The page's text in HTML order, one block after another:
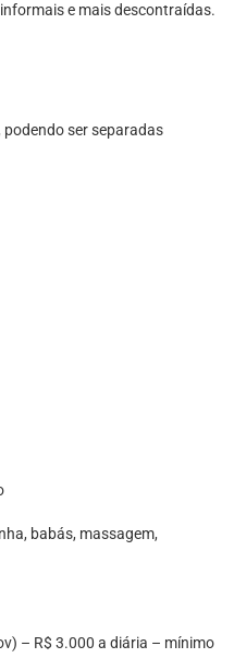
e mais descontraídas.
ser separadas
babás, massagem,
– R$ 3.000 a diária – mínimo